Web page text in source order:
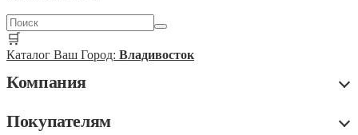
🛒
Каталог Ваш Город: Владивосток
Компания
Покупателям